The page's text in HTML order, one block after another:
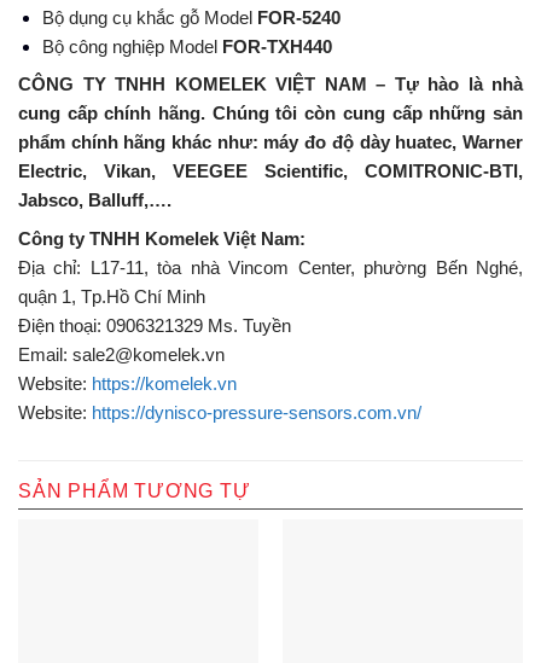
Bộ dụng cụ khắc gỗ Model FOR-5240
Bộ công nghiệp Model FOR-TXH440
CÔNG TY TNHH KOMELEK VIỆT NAM – Tự hào là nhà
cung cấp chính hãng. Chúng tôi còn cung cấp những sản
phẩm chính hãng khác như: máy đo độ dày huatec, Warner
Electric, Vikan, VEEGEE Scientific, COMITRONIC-BTI,
Jabsco, Balluff,….
Công ty TNHH Komelek Việt Nam:
Địa chỉ: L17-11, tòa nhà Vincom Center, phường Bến Nghé,
quận 1, Tp.Hồ Chí Minh
Điện thoại: 0906321329 Ms. Tuyền
Email: sale2@komelek.vn
Website: https://komelek.vn
Website: https://dynisco-pressure-sensors.com.vn/
SẢN PHẨM TƯƠNG TỰ